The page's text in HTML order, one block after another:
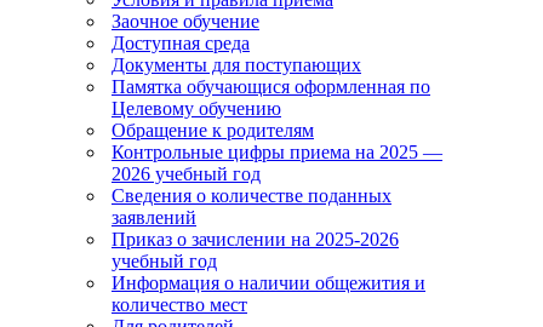
Заочное обучение
Доступная среда
Документы для поступающих
Памятка обучающися оформленная по
Целевому обучению
Обращение к родителям
Контрольные цифры приема на 2025 —
2026 учебный год
Сведения о количестве поданных
заявлений
Приказ о зачислении на 2025-2026
учебный год
Информация о наличии общежития и
количество мест